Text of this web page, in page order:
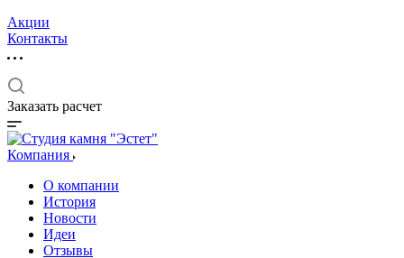
Акции
Контакты
Заказать расчет
Компания
О компании
История
Новости
Идеи
Отзывы